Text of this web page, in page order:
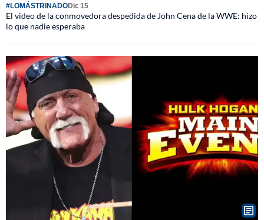
#LOMÁSTRINADODic 15
El video de la conmovedora despedida de John Cena de la WWE: hizo
lo que nadie esperaba